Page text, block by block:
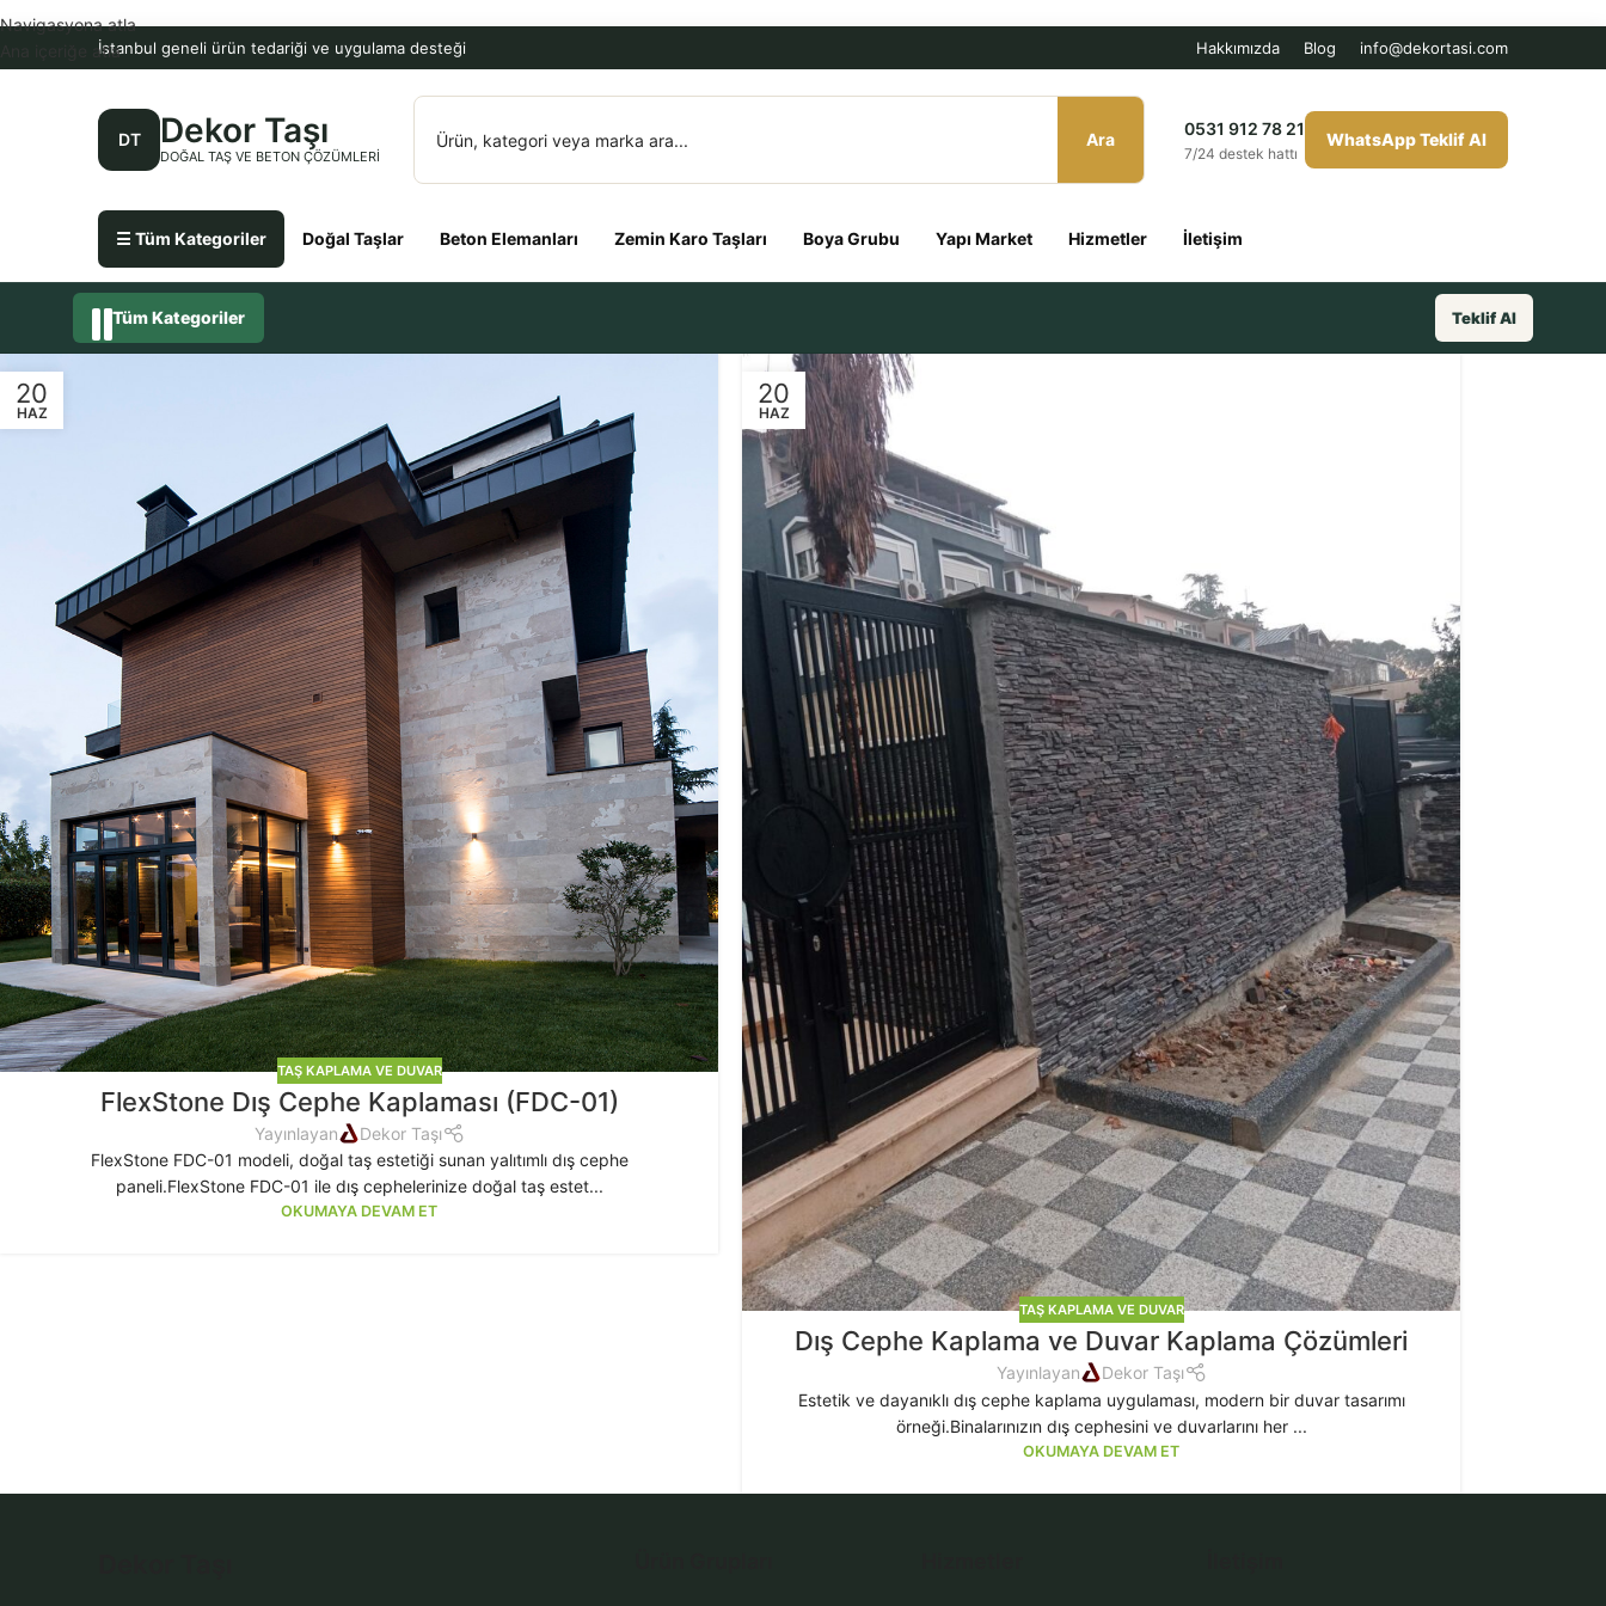
İstanbul geneli ürün tedariği ve uygulama desteği Hakkımızda Blog info@dekortasi.com
DT Dekor Taşı
DOĞAL TAŞ VE BETON ÇÖZÜMLERI
Ara
0531 912 78 21
7/24 destek hattı
WhatsApp Teklif Al
☰ Tüm Kategoriler Doğal Taşlar Beton Elemanları Zemin Karo Taşları Boya Grubu Yapı Market Hizmetler İletişim
Navigasyona atla
Ana içeriğe atla
Tüm Kategoriler Teklif Al
20
HAZ
TAŞ KAPLAMA VE DUVAR
FlexStone Dış Cephe Kaplaması (FDC-01)
Yayınlayan
Dekor Taşı
FlexStone FDC-01 modeli, doğal taş estetiği sunan yalıtımlı dış cephe
paneli.FlexStone FDC-01 ile dış cephelerinize doğal taş estet...
OKUMAYA DEVAM ET
20
HAZ
TAŞ KAPLAMA VE DUVAR
Dış Cephe Kaplama ve Duvar Kaplama Çözümleri
Yayınlayan
Dekor Taşı
Estetik ve dayanıklı dış cephe kaplama uygulaması, modern bir duvar tasarımı
örneği.Binalarınızın dış cephesini ve duvarlarını her ...
OKUMAYA DEVAM ET